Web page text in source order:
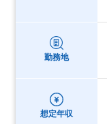
勤務地
想定年収